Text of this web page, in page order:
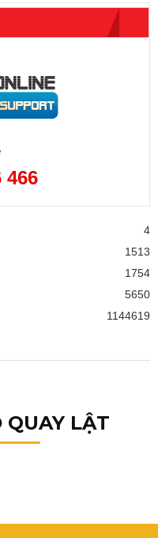
466
4
1513
1754
5650
1144619
QUAY LẬT